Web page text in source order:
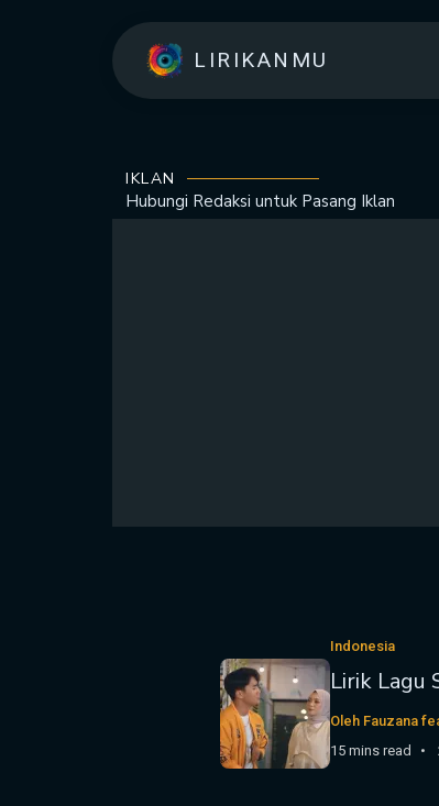
LIRIKANMU
IKLAN
Hubungi Redaksi untuk Pasang Iklan
Indonesia
Lirik Lagu
Oleh Fauzana
15 mins read